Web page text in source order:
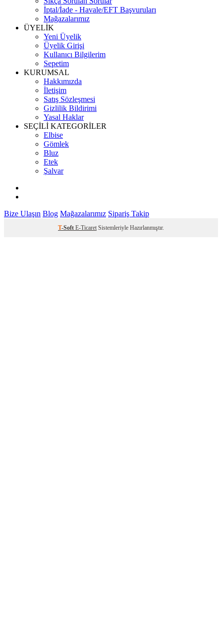
İptal/İade - Havale/EFT Başvuruları
Mağazalarımız
ÜYELİK
Yeni Üyelik
Üyelik Girişi
Kullanıcı Bilgilerim
Sepetim
KURUMSAL
Hakkımızda
İletişim
Satış Sözleşmesi
Gizlilik Bildirimi
Yasal Haklar
SEÇİLİ KATEGORİLER
Elbise
Gömlek
Bluz
Etek
Şalvar
Bize Ulaşın Blog Mağazalarımız Sipariş Takip
T-Soft E-Ticaret Sistemleriyle Hazırlanmıştır.